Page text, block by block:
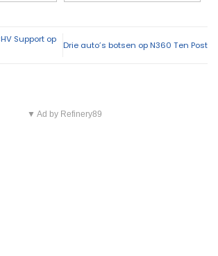
Support op
Drie auto’s botsen op N360 Ten Post
▼ Ad by Refinery89